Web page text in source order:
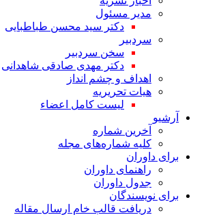
مدیر مسئول
دکتر سید محسن طباطبایی
سردبیر
سخن سردبیر
دکتر مهدی صادقی شاهدانی
اهداف و چشم انداز
هیات تحریریه
لیست کامل اعضاء
آرشیو
آخرین شماره
کلیه شماره‌های مجله
برای داوران
راهنمای داوران
جدول داوران
برای نویسندگان
دریافت قالب خام ارسال مقاله